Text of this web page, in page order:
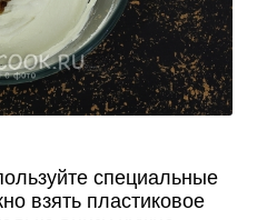
специальные
взять пластиковое